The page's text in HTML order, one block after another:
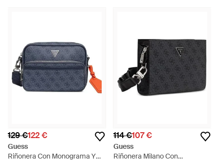
129 €122 €
Guess
Riñonera Con Monograma Y
114 €107 €
Guess
Riñonera Milano Con